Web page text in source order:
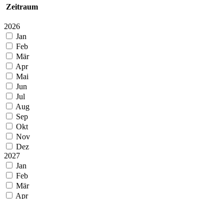
Zeitraum
2026
Jan
Feb
Mär
Apr
Mai
Jun
Jul
Aug
Sep
Okt
Nov
Dez
2027
Jan
Feb
Mär
Apr